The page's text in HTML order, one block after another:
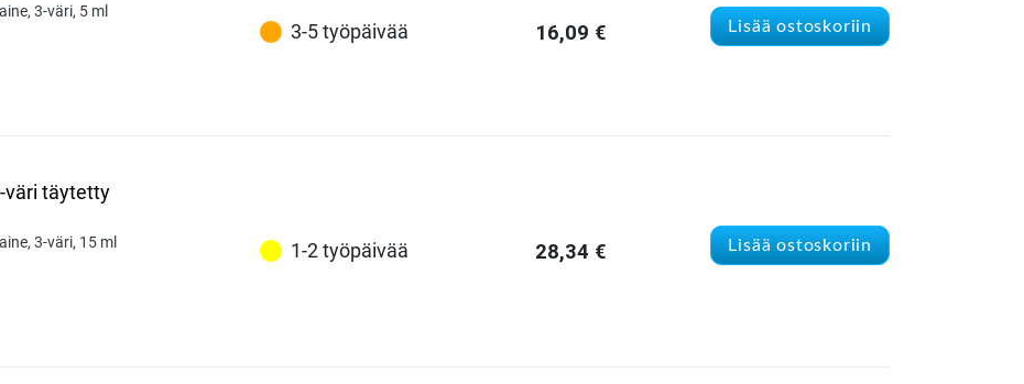
3-väri, 5 ml
3-5 työpäivää 16,09 € Lisää ostoskoriin
väri täytetty
3-väri, 15 ml
1-2 työpäivää 28,34 € Lisää ostoskoriin